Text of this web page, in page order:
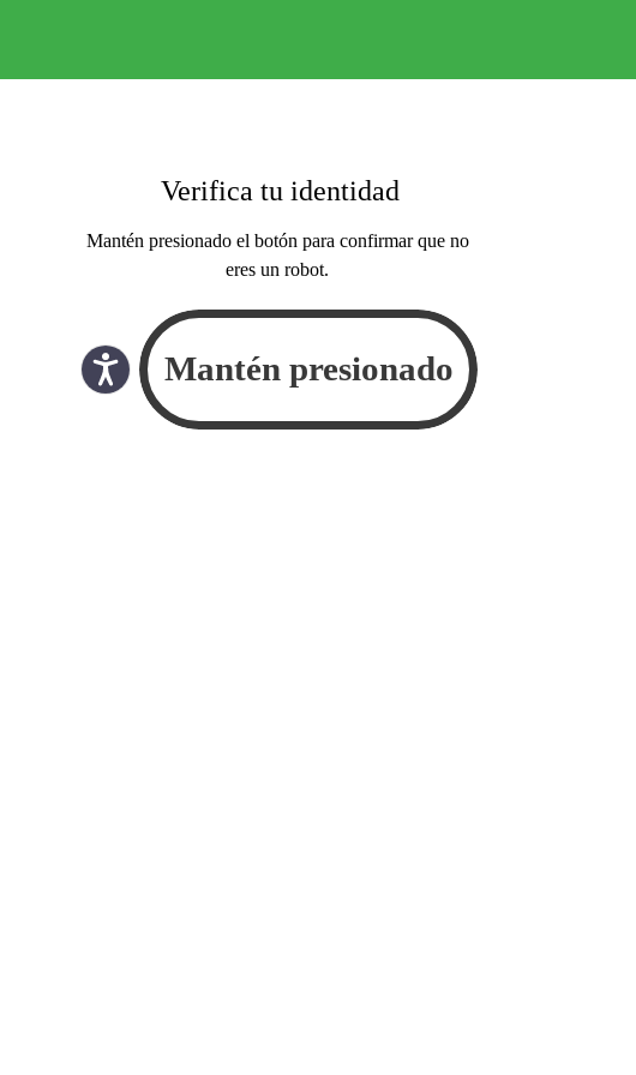
Verifica tu identidad
Mantén presionado el botón para confirmar que no
eres un robot.